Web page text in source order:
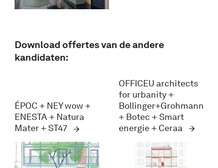
Download offertes van de andere
kandidaten:
ÉPOC + NEY wow +
ENESTA + Natura
Mater + ST47
OFFICEU architects
for urbanity +
Bollinger+Grohmann
+ Botec + Smart
energie + Ceraa